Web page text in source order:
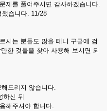
제를 풀여주시면 감사하겠습니다.
습니다. 11/28
시는 분들도 많을 테니 구글에 검
한 것들을 찾아 사용해 보시면 되
드리지 않습니다.
하신 뒤
해주셔야 합니다.